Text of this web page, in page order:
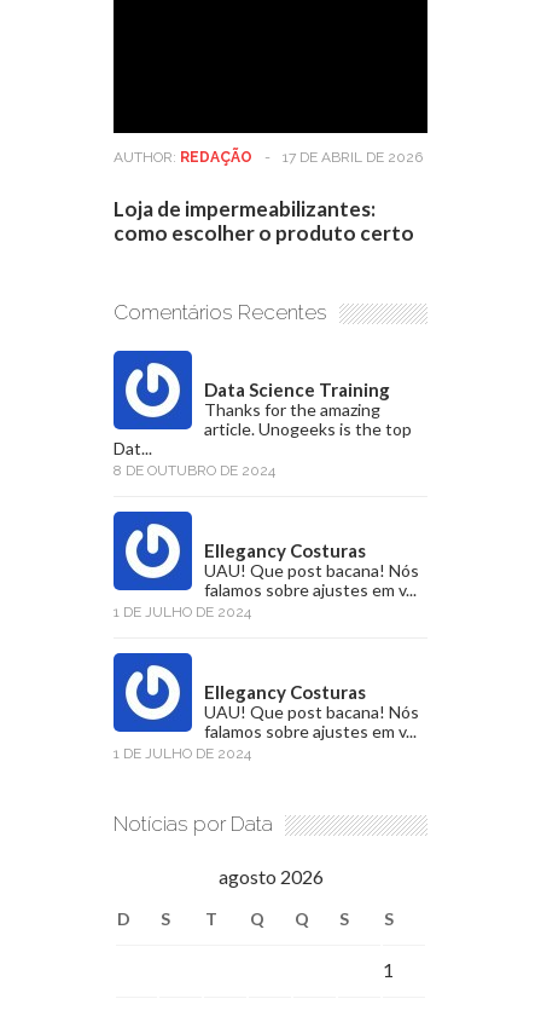
AUTHOR: REDAÇÃO - 17 DE ABRIL DE 2026
Loja de impermeabilizantes:
como escolher o produto certo
Comentários Recentes
Data Science Training
Thanks for the amazing
article. Unogeeks is the top
Dat...
8 DE OUTUBRO DE 2024
Ellegancy Costuras
UAU! Que post bacana! Nós
falamos sobre ajustes em v...
1 DE JULHO DE 2024
Ellegancy Costuras
UAU! Que post bacana! Nós
falamos sobre ajustes em v...
1 DE JULHO DE 2024
Notícias por Data
agosto 2026
D S T Q Q S S
1